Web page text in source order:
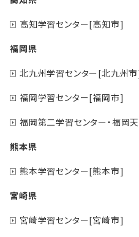
高知学習センター[高知市]
福岡県
北九州学習センター[北九州
福岡学習センター[福岡市]
福岡第二学習センター・福岡
熊本県
熊本学習センター[熊本市]
宮崎県
宮崎学習センター[宮崎市]